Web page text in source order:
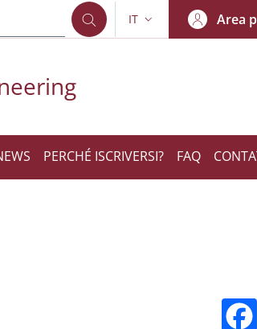
SELETTORE LINGUA:
IT Area
PERCHÉ ISCRIVERSI? FAQ